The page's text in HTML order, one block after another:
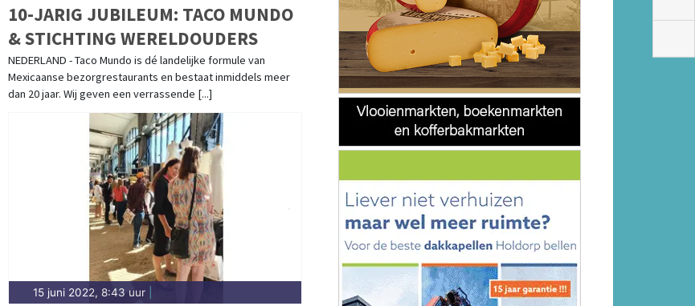
10-JARIG JUBILEUM: TACO MUNDO
& STICHTING WERELDOUDERS
NEDERLAND - Taco Mundo is dé landelijke formule van
Mexicaanse bezorgrestaurants en bestaat inmiddels meer
dan 20 jaar. Wij geven een verrassende [...]
15 juni 2022, 8:43 uur|